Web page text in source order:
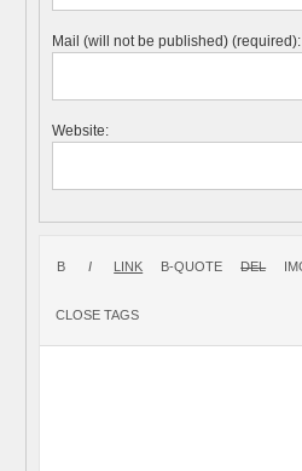
Mail (will not be published) (required):
Website: